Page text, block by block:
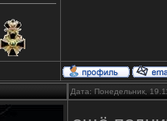
Дата: Понедельник,